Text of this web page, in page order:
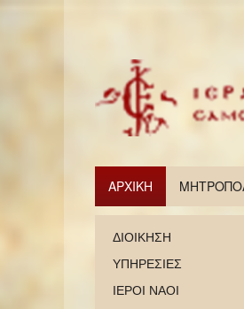
ΑΡΧΙΚΗ
ΔΙΟΙΚΗΣΗ
ΥΠΗΡΕΣΙΕΣ
ΙΕΡΟΙ ΝΑΟΙ